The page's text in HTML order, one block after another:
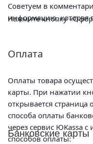
Советуем в
информацию, которая
Нажмите кнопку
Оплата
Оплаты товара
карты. При нажатии
открывается страница
способа оплаты
через сервис ЮKassa
способов оплаты:
Банковские карты